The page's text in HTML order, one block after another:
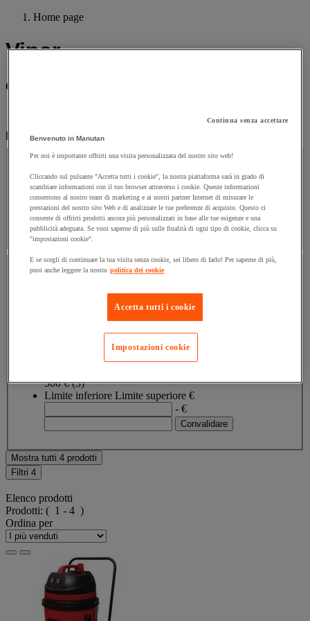
Home page
Viper
Categorie
Filtra per
Marca
Valore facet Viper(4) Viper(4)
Prezzo
500 €(3)
Limite inferiore Limite superiore €
- €
Mostra tutti 4 prodotti
Filtri 4
Elenco prodotti
Prodotti: ( 1 - 4 )
Ordina per
Continua senza accettare
Benvenuto in Manutan
Per noi è importante offrirti una visita personalizzata del nostro sito web!
Cliccando sul pulsante "Accetta tutti i cookie", la nostra piattaforma sarà in grado di
scambiare informazioni con il tuo browser attraverso i cookie. Queste informazioni
consentono al nostro team di marketing e ai nostri partner Internet di misurare le
prestazioni del nostro sito Web e di analizzare le tue preferenze di acquisto. Questo ci
consente di offrirti prodotti ancora più personalizzati in base alle tue esigenze e una
pubblicità adeguata. Se vuoi saperne di più sulle finalità di ogni tipo di cookie, clicca su
"impostazioni cookie".
E se scegli di continuare la tua visita senza cookie, sei libero di farlo! Per saperne di più,
puoi anche leggere la nostra politica dei cookie
Accetta tutti i cookie
Impostazioni cookie